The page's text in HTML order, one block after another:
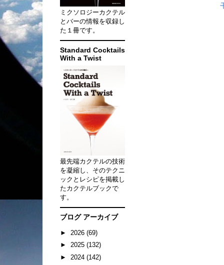
ミクソロジーカクテル
とバーの情報を収録し
た１冊です。
Standard Cocktails
With a Twist
最先端カクテルの技術
を凝縮し、そのテクニ
ックとレシピを掲載し
たカクテルブックで
す。
ブログ アーカイブ
► 2026 (69)
► 2025 (132)
► 2024 (142)